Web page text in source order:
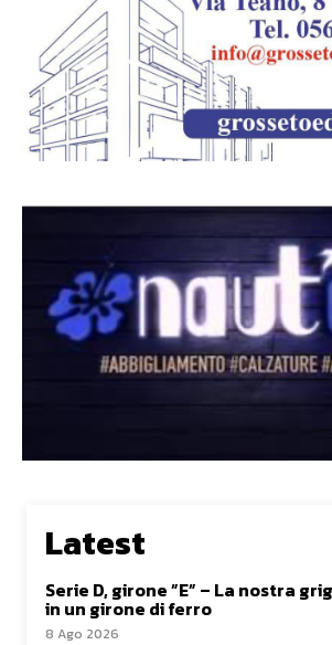
Latest
Serie D, girone ”E” – La nostra
in un girone di ferro
8 Ago 2026